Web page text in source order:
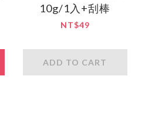
10g/1入+刮棒
NT$49
ADD TO CART